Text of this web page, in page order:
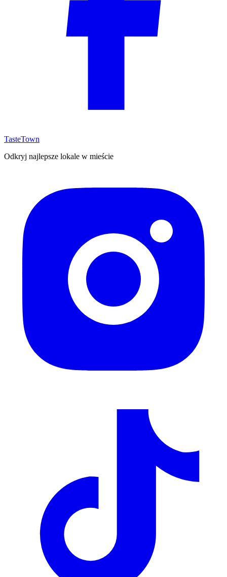
TasteTown
Odkryj najlepsze lokale w mieście